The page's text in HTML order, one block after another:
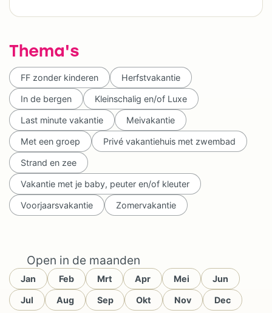
Open in de maanden
Jan Feb Mrt Apr Mei Jun
Jul Aug Sep Okt Nov Dec
Thema's
FF zonder kinderen Herfstvakantie
In de bergen Kleinschalig en/of Luxe
Last minute vakantie Meivakantie
Met een groep Privé vakantiehuis met zwembad
Strand en zee
Vakantie met je baby, peuter en/of kleuter
Voorjaarsvakantie Zomervakantie